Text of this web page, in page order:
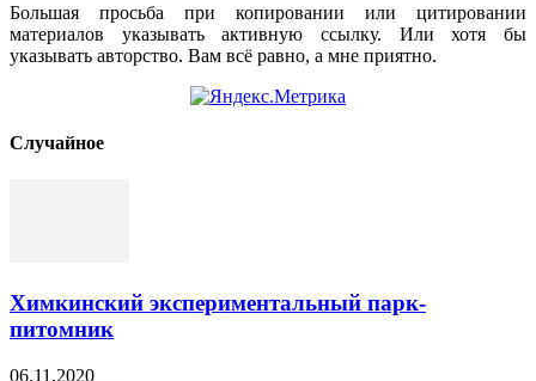
Большая просьба при копировании или цитировании
материалов указывать активную ссылку. Или хотя бы
указывать авторство. Вам всё равно, а мне приятно.
Cлучайное
Химкинский экспериментальный парк-
питомник
06.11.2020